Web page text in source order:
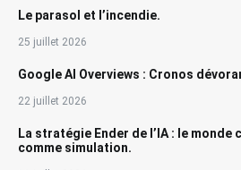
Le parasol et l’incendie.
25 juillet 2026
Google AI Overviews : Cronos
22 juillet 2026
La stratégie Ender de l’IA : le
comme simulation.